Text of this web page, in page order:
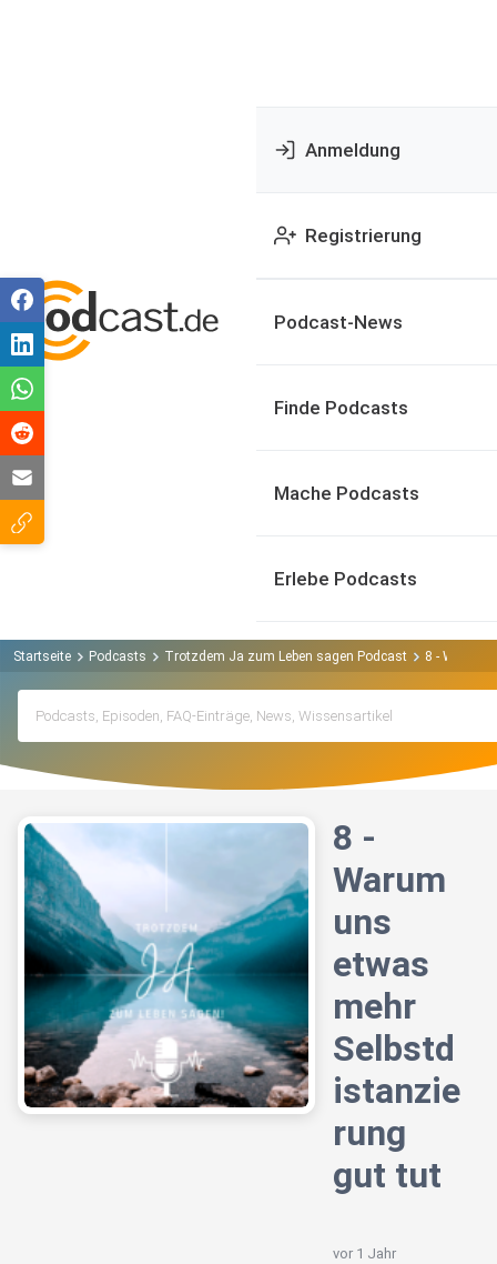
Anmeldung
Registrierung
Podcast-News
Finde Podcasts
Mache Podcasts
Erlebe Podcasts
Startseite Podcasts Trotzdem Ja zum Leben sagen Podcast 8 - Warum
8 -
Warum
uns
etwas
mehr
Selbstd
istanzie
rung
gut tut
vor 1 Jahr